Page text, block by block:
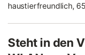
haustierfreundlich,
Steht in den